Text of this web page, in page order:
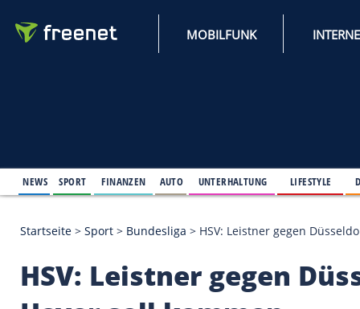
MOBILFUNK
Startseite >Sport >Bundesliga >HSV: Leistner